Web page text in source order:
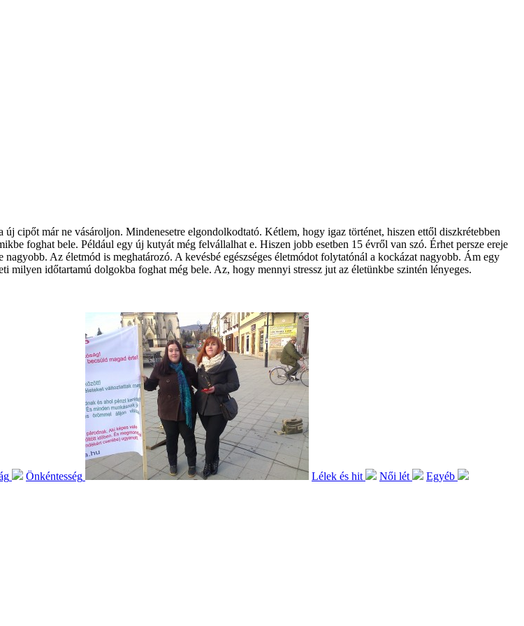
cipőt már ne vásároljon. Mindenesetre elgondolkodtató. Kétlem, hogy igaz történet, hiszen ettől diszkrétebben
foghat bele. Például egy új kutyát még felvállalhat e. Hiszen jobb esetben 15 évről van szó. Érhet persze ereje
Az életmód is meghatározó. A kevésbé egészséges életmódot folytatónál a kockázat nagyobb. Ám egy
milyen időtartamú dolgokba foghat még bele. Az, hogy mennyi stressz jut az életünkbe szintén lényeges.
Önkéntesség Lélek és hit Női lét Egyéb